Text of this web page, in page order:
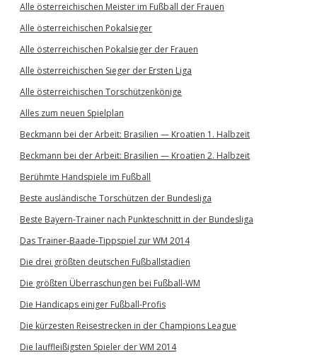
Alle österreichischen Meister im Fußball der Frauen
Alle österreichischen Pokalsieger
Alle österreichischen Pokalsieger der Frauen
Alle österreichischen Sieger der Ersten Liga
Alle österreichischen Torschützenkönige
Alles zum neuen Spielplan
Beckmann bei der Arbeit: Brasilien — Kroatien 1. Halbzeit
Beckmann bei der Arbeit: Brasilien — Kroatien 2. Halbzeit
Berühmte Handspiele im Fußball
Beste ausländische Torschützen der Bundesliga
Beste Bayern-Trainer nach Punkteschnitt in der Bundesliga
Das Trainer-Baade-Tippspiel zur WM 2014
Die drei größten deutschen Fußballstadien
Die größten Überraschungen bei Fußball-WM
Die Handicaps einiger Fußball-Profis
Die kürzesten Reisestrecken in der Champions League
Die lauffleißigsten Spieler der WM 2014